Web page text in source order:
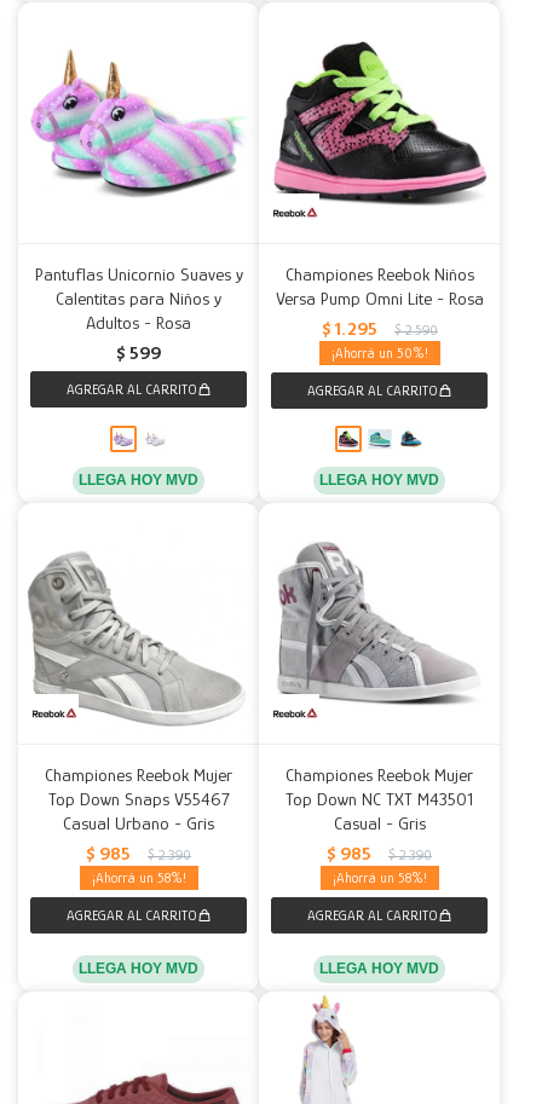
Pantuflas Unicornio Suaves y
Calentitas para Niños y
Adultos - Rosa
$ 599
LLEGA HOY MVD
Championes Reebok Niños
Versa Pump Omni Lite - Rosa
$ 1.295 $ 2.590
50
LLEGA HOY MVD
Championes Reebok Mujer
Top Down Snaps V55467
Casual Urbano - Gris
$ 985 $ 2.390
58
LLEGA HOY MVD
Championes Reebok Mujer
Top Down NC TXT M43501
Casual - Gris
$ 985 $ 2.390
58
LLEGA HOY MVD